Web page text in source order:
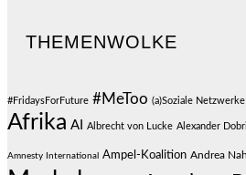
THEMENWOLKE
#FridaysForFuture #MeToo (a)Soziale Netzwerke
Afrika AI Albrecht von Lucke Alexander
Amnesty International Ampel-Koalition Andrea